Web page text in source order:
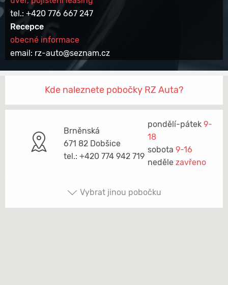
tel.: +420 776 667 247
Recepce
obecné informace
email: rz-auto@seznam.cz
Kde naleznete pobočky RZ Auta?
Brněnská
671 82 Dobšice
tel.: +420 774 942 719
pondělí-pátek 9-
18
sobota 9-16
neděle zavřeno
Vybrat jinou pobočku